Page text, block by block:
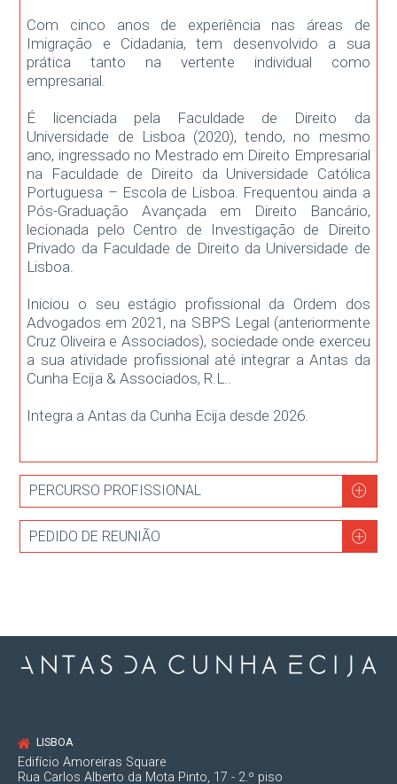
Com cinco anos de experiência nas áreas de
Imigração e Cidadania, tem desenvolvido a sua
prática tanto na vertente individual como
empresarial.
É licenciada pela Faculdade de Direito da
Universidade de Lisboa (2020), tendo, no mesmo
ano, ingressado no Mestrado em Direito Empresarial
na Faculdade de Direito da Universidade Católica
Portuguesa – Escola de Lisboa. Frequentou ainda a
Pós-Graduação Avançada em Direito Bancário,
lecionada pelo Centro de Investigação de Direito
Privado da Faculdade de Direito da Universidade de
Lisboa.
Iniciou o seu estágio profissional da Ordem dos
Advogados em 2021, na SBPS Legal (anteriormente
Cruz Oliveira e Associados), sociedade onde exerceu
a sua atividade profissional até integrar a Antas da
Cunha Ecija & Associados, R.L..
Integra a Antas da Cunha Ecija desde 2026.
PERCURSO PROFISSIONAL
PEDIDO DE REUNIÃO
LISBOA
Edifício Amoreiras Square
Rua Carlos Alberto da Mota Pinto, 17 - 2.º piso